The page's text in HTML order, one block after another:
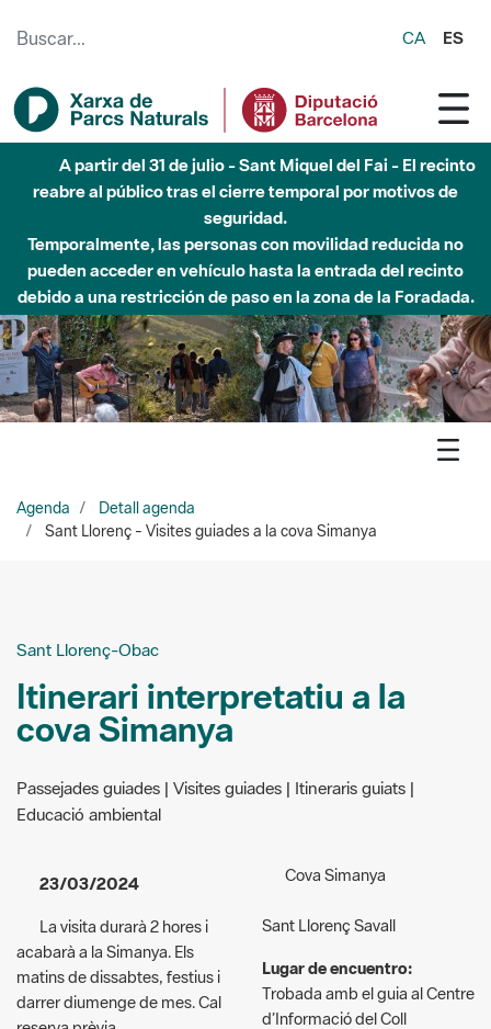
CA ES
Hasta diciembre de 2026 - Parque Fluvial Besós -
Afectaciones en el cauce del Parque Fluvial del Besòs debido
a obras de construcción de una pasarela sobre el río
Agenda
Detall agenda
cova Simanya
Passejades guiades | Visites guiades | Itineraris guiats |
Educació ambiental
23/03/2024
acabarà a la Simanya. Els
darrer diumenge de mes. Cal
reserva prèvia.
Acceso:de pago - 6 euros; 5
euros majors de 65 anys, 4
Cova Simanya
Lugar de encuentro:
Trobada amb el guia al Centre
d’Informació del Coll
d’Estenalles
Carretera de Terrassa a
Navarcles. BV-1221, km 14,8